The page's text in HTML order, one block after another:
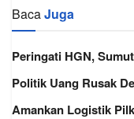
BacaJuga
Peringati HGN,
Politik Uang Rusak
Amankan Logistik